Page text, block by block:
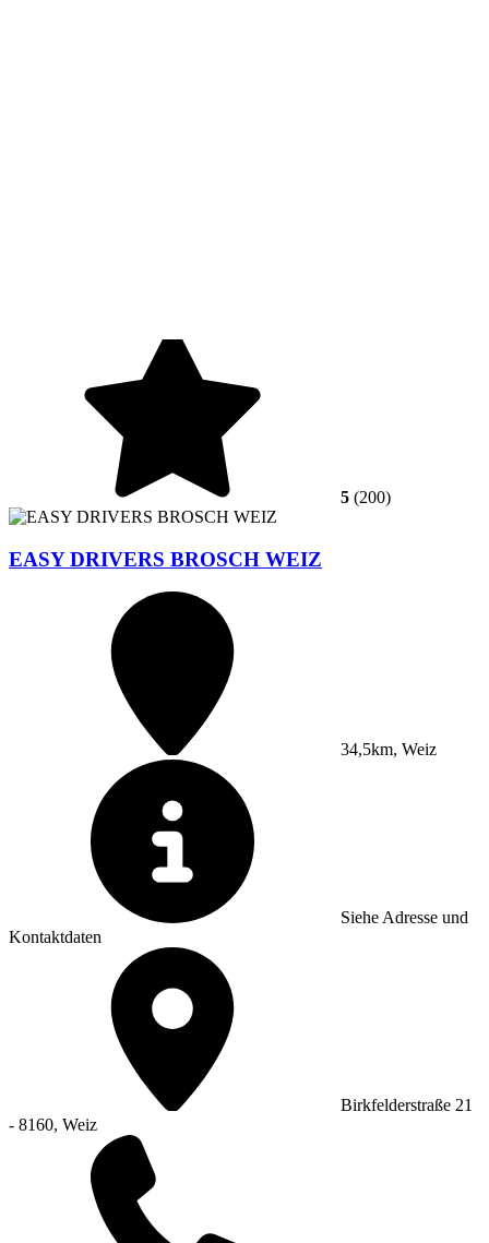
5 (200)
EASY DRIVERS BROSCH WEIZ
34,5km, Weiz
Siehe Adresse und
Kontaktdaten
Birkfelderstraße 21
- 8160, Weiz